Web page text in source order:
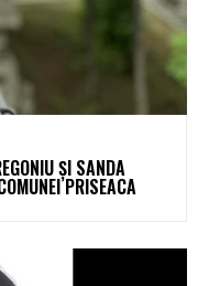
ȘI SANDA
PRISEACA